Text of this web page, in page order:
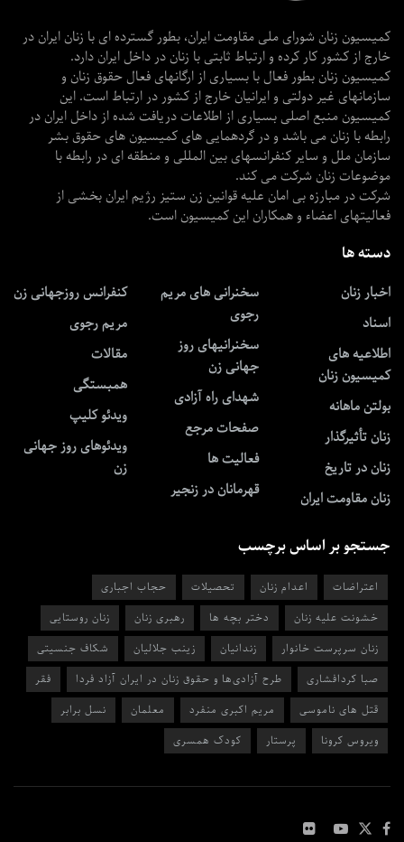
کمیسیون زنان شورای ملی مقاومت ایران، بطور گسترده ای با زنان ایران در
خارج از کشور کار کرده و ارتباط ثابتی با زنان در داخل ایران دارد.
کمیسیون زنان بطور فعال با بسیاری از ارگانهای فعال حقوق زنان و
سازمانهای غیر دولتی و ایرانیان خارج از کشور در ارتباط است. این
کمیسیون منبع اصلی بسیاری از اطلاعات دریافت شده از داخل ایران در
رابطه با زنان می باشد و در گردهمایی های کمیسیون های حقوق بشر
سازمان ملل و سایر کنفرانسهای بین المللی و منطقه ای در رابطه با
موضوعات زنان شرکت می کند.
شرکت در مبارزه بی امان علیه قوانین زن ستیز رژیم ایران بخشی از
فعالیتهای اعضاء و همکاران این کمیسیون است.
دسته ها
اخبار زنان
اسناد
اطلاعیه های
کمیسیون زنان
بولتن ماهانه
زنان تأثیرگذار
زنان در تاریخ
زنان مقاومت ایران
سخنرانی های مریم
رجوی
سخنرانیهای روز
جهانی زن
شهدای راه آزادی
صفحات مرجع
فعالیت ها
قهرمانان در زنجیر
کنفرانس روزجهانی زن
مریم رجوی
مقالات
همبستگی
ویدئو کلیپ
ویدئوهای روز جهانی
زن
جستجو بر اساس برچسب
اعتراضات اعدام زنان تحصیلات
حجاب اجباری
خشونت علیه زنان
دختر بچه ها رهبری زنان
زنان روستایی
زنان سرپرست خانوار
زندانیان زینب جلالیان
شکاف جنسیتی
صبا کردافشاری
طرح آزادی‌ها و حقوق زنان در ایران آزاد فردا
فقر
قتل های ناموسی
مریم اکبری منفرد معلمان
نسل برابر
ویروس کرونا
پرستار کودک همسری